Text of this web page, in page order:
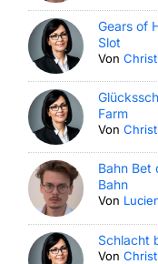
Gears of
Slot
Von
Farm
Von
Bahn Bet
Bahn
Von
Schlacht
Von